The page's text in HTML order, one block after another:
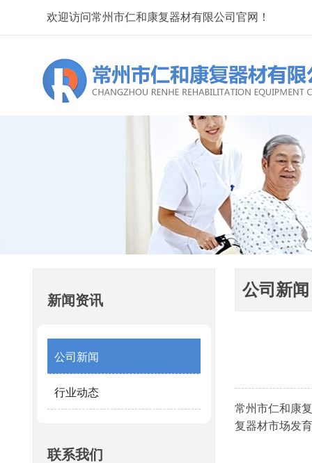
欢迎访问常州市仁和康复器材有限公司官网！
新闻资讯
公司新闻
行业动态
联系我们
公司新闻
常州市仁和康
复器材市场发